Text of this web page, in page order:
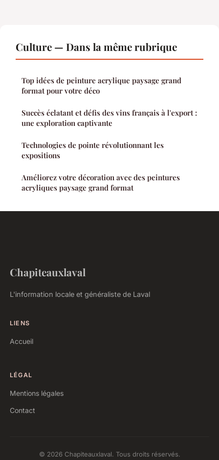
Culture — Dans la même rubrique
Top idées de peinture acrylique paysage grand
format pour votre déco
Succès éclatant et défis des vins français à l'export :
une exploration captivante
Technologies de pointe révolutionnant les
expositions
Améliorez votre décoration avec des peintures
acryliques paysage grand format
Chapiteauxlaval
L'information locale et généraliste de Laval
LIENS
Accueil
LÉGAL
Mentions légales
Contact
© 2026 Chapiteauxlaval. Tous droits réservés.